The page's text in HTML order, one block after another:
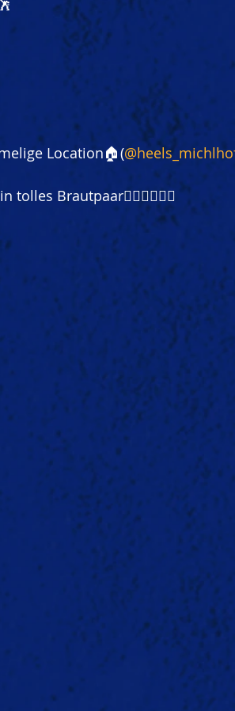
Location🏠(
Brautpaar👰🏻‍♀️🤵🏻‍♂️